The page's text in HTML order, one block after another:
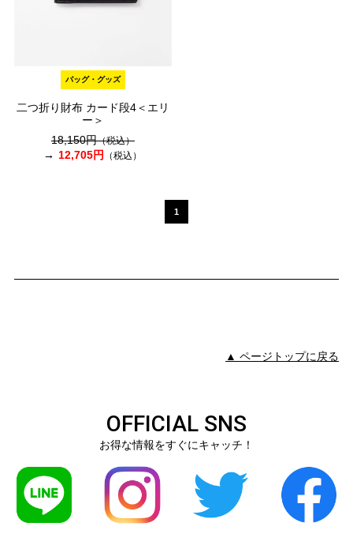
バッグ・グッズ
二つ折り財布 カード段4＜エリ
ー＞
18,150円（税込）
12,705円 （税込）
1
▲ ページトップに戻る
OFFICIAL SNS
お得な情報をすぐにキャッチ！